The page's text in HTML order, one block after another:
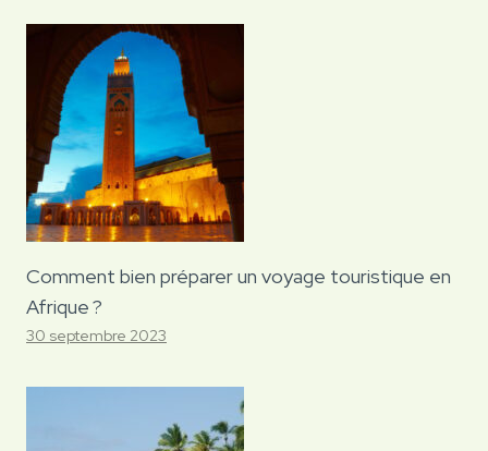
Comment bien préparer un voyage touristique en
Afrique ?
30 septembre 2023